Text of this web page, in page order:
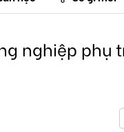
nghiệp phụ